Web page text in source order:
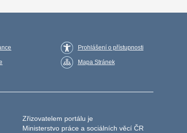
Prohlášení o přístupnosti
Mapa Stránek
Zřizovatelem portálu je
Ministerstvo práce a sociálních věcí ČR